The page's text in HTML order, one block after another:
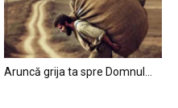
Aruncă grija ta spre Domnul…